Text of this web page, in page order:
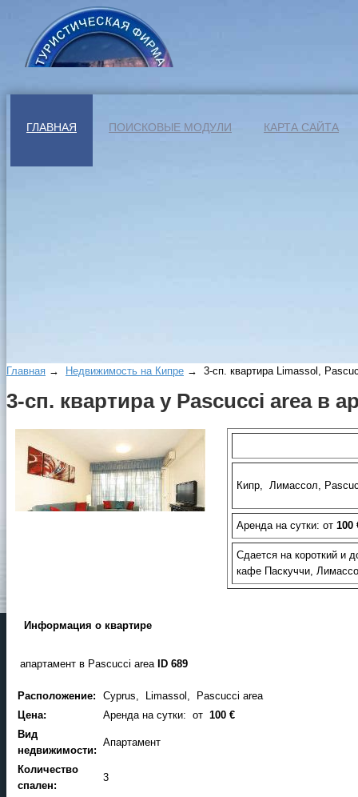
ГЛАВНАЯ ПОИСКОВЫЕ МОДУЛИ КАРТА САЙТА
Главная → Недвижимость на Кипре → 3-сп. квартира Limassol,
3-сп. квартира у Pascucci area в
Кипр, Лимассол,
Аренда на сутки: от 100
Сдается на короткий и
кафе Паскуччи,
Информация о квартирe
апартамент в Pascucci area ID 689
Расположение:
Cyprus, Limassol, Pascucci area
Цена:
Аренда на сутки: от 100 €
Вид
недвижимости:
Апартамент
Количество
спален:
3